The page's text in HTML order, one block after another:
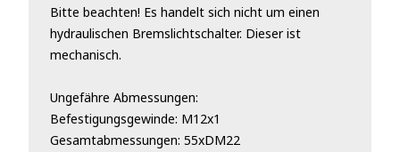
Bitte beachten! Es handelt sich nicht um einen
hydraulischen Bremslichtschalter. Dieser ist
mechanisch.
Ungefähre Abmessungen:
Befestigungsgewinde: M12x1
Gesamtabmessungen: 55xDM22